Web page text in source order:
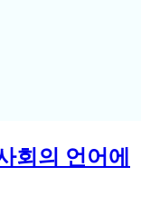
회의 언어에